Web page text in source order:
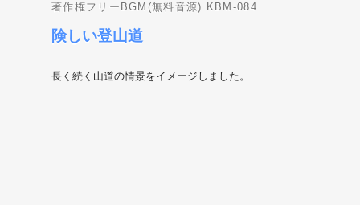
著作権フリーBGM(無料音源) KBM-084
険しい登山道
長く続く山道の情景をイメージしました。